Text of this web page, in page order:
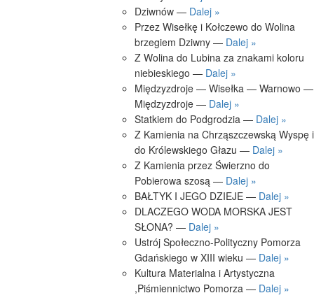
Dziwnów — Dalej »
Przez Wisełkę i Kołczewo do Wolina
brzegiem Dziwny — Dalej »
Z Wolina do Lubina za znakami koloru
niebieskiego — Dalej »
Międzyzdroje — Wisełka — Warnowo —
Międzyzdroje — Dalej »
Statkiem do Podgrodzia — Dalej »
Z Kamienia na Chrząszczewską Wyspę i
do Królewskiego Głazu — Dalej »
Z Kamienia przez Świerzno do
Pobierowa szosą — Dalej »
BAŁTYK I JEGO DZIEJE — Dalej »
DLACZEGO WODA MORSKA JEST
SŁONA? — Dalej »
Ustrój Społeczno-Polityczny Pomorza
Gdańskiego w XIII wieku — Dalej »
Kultura Materialna i Artystyczna
,Piśmiennictwo Pomorza — Dalej »